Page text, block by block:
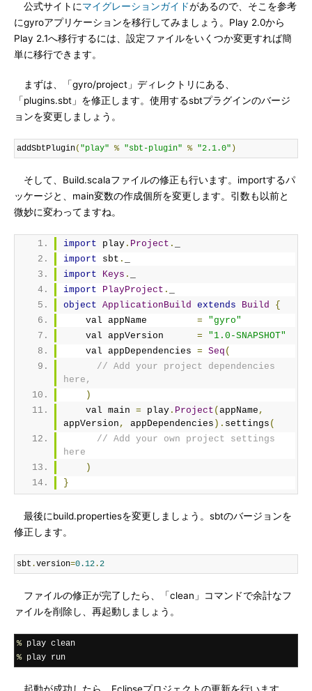
公式サイトにマイグレーションガイドがあるので、そこを参考
にgyroアプリケーションを移行してみましょう。Play 2.0から
Play 2.1へ移行するには、設定ファイルをいくつか変更すれば簡
単に移行できます。
まずは、「gyro/project」ディレクトリにある、
「plugins.sbt」を修正します。使用するsbtプラグインのバージ
ョンを変更しましょう。
addSbtPlugin( "play" % "sbt-plugin" % "2.1.0" )
そして、Build.scalaファイルの修正も行います。importするパ
ッケージと、main変数の作成個所を変更します。引数も以前と
微妙に変わってますね。
import play. Project .
import sbt .
import
Keys .
import
PlayProject .
object ApplicationBuild extends Build
{
    val appName
=
"gyro"
    val appVersion
=
"1.0-SNAPSHOT"
    val appDependencies
= Seq (
// Add your project dependencies
here,
)
    val main
= play. Project ( appName ,
appVersion , appDependencies ). settings (
// Add your own project settings
here
)
}
最後にbuild.propertiesを変更しましょう。sbtのバージョンを
修正します。
sbt .version=0.12.2
ファイルの修正が完了したら、「clean」コマンドで余計なフ
ァイルを削除し、再起動しましょう。
%
% play run